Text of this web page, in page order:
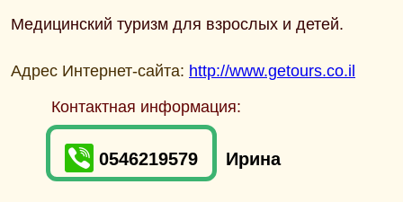
Mедицинский туризм для взрослых и детей.
Адрес Интернет-сайта: http://www.getours.co.il
Контактная информация:
0546219579 Ирина